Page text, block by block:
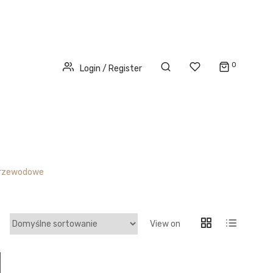
Login / Register 0
View on